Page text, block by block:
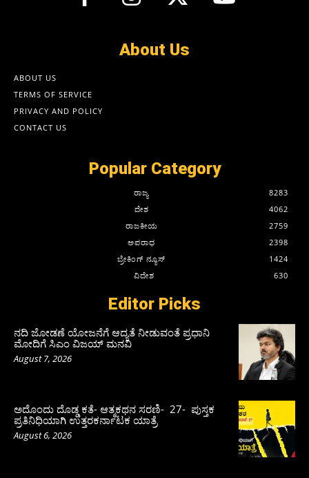
About Us
ABOUT US
TERMS OF SERVICE
PRIVACY AND POLICY
CONTACT US
Popular Category
ರಾಜ್ಯ
8283
ದೇಶ
4062
ರಾಜಕೀಯ
2759
ಅಪರಾಧ
2398
ಬ್ರೇಕಿಂಗ್ ನ್ಯೂಸ್
1424
ವಿದೇಶ
630
Editor Picks
ನದಿ ಜೋಡಣೆ ಯೋಜನೆಗೆ ಆದ್ಯತೆ ನೀಡುವಂತೆ ಪ್ರಧಾನಿ
ಮೋದಿಗೆ ಸಿಎಂ ವಿಜಯ್‌ ಮನವಿ
August 7, 2026
ಅದೊಂದು ದೊಡ್ಡ ಕತೆ- ಆತ್ಮಕಥನ ಸರಣಿ- 27- ಪುಸ್ತಕ
ಪ್ರತಿನಿಧಿಯಾಗಿ ಉತ್ತರಕರ್ನಾಟಕ ಯಾತ್ರೆ
August 6, 2026